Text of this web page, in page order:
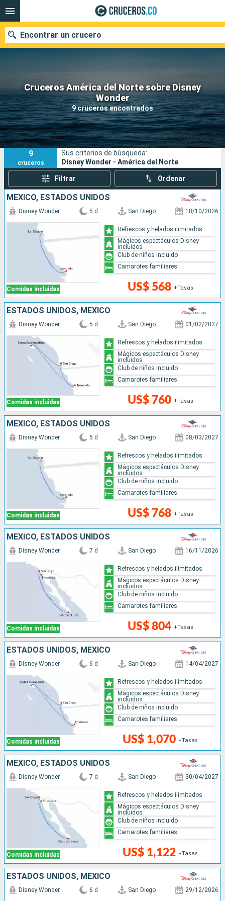
Cruceros América del Norte sobre Disney
Wonder
9 cruceros encontrados
Encontrar un crucero
Fecha de salida
Buscar
9
cruceros
Sus criterios de búsqueda:
Disney Wonder - América del Norte
Filtrar Ordenar
MÉXICO, ESTADOS UNIDOS
Comidas incluidas
Disney Wonder 5 d San Diego 18/10/2026
US$ 568 +Tasas
Refrescos y helados ilimitados
Mágicos espectáculos Disney
incluidos
Club de niños incluido
Camarotes familiares
ESTADOS UNIDOS, MÉXICO
Comidas incluidas
Disney Wonder 5 d San Diego 01/02/2027
US$ 760 +Tasas
Refrescos y helados ilimitados
Mágicos espectáculos Disney
incluidos
Club de niños incluido
Camarotes familiares
MÉXICO, ESTADOS UNIDOS
Comidas incluidas
Disney Wonder 5 d San Diego 08/03/2027
US$ 768 +Tasas
Refrescos y helados ilimitados
Mágicos espectáculos Disney
incluidos
Club de niños incluido
Camarotes familiares
MÉXICO, ESTADOS UNIDOS
Comidas incluidas
Disney Wonder 7 d San Diego 16/11/2026
US$ 804 +Tasas
Refrescos y helados ilimitados
Mágicos espectáculos Disney
incluidos
Club de niños incluido
Camarotes familiares
ESTADOS UNIDOS, MÉXICO
Comidas incluidas
Disney Wonder 6 d San Diego 14/04/2027
US$ 1,070 +Tasas
Refrescos y helados ilimitados
Mágicos espectáculos Disney
incluidos
Club de niños incluido
Camarotes familiares
MÉXICO, ESTADOS UNIDOS
Comidas incluidas
Disney Wonder 7 d San Diego 30/04/2027
US$ 1,122 +Tasas
Refrescos y helados ilimitados
Mágicos espectáculos Disney
incluidos
Club de niños incluido
Camarotes familiares
ESTADOS UNIDOS, MÉXICO
Disney Wonder 6 d San Diego 29/12/2026